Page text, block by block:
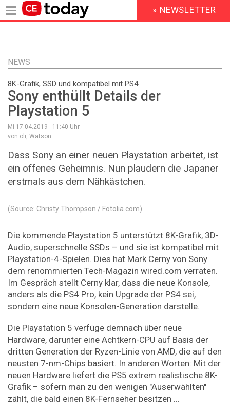
Inhalt
HEADER
MENU
» NEWSLETTER
NEWS
8K-Grafik, SSD und kompatibel mit PS4
Sony enthüllt Details der
Playstation 5
Mi 17.04.2019 - 11:40 Uhr
von oli, Watson
Dass Sony an einer neuen Playstation arbeitet, ist
ein offenes Geheimnis. Nun plaudern die Japaner
erstmals aus dem Nähkästchen.
(Source: Christy Thompson / Fotolia.com)
Die kommende Playstation 5 unterstützt 8K-Grafik, 3D-
Audio, superschnelle SSDs – und sie ist kompatibel mit
Playstation-4-Spielen. Dies hat Mark Cerny von Sony
dem renommierten Tech-Magazin wired.com verraten.
Im Gespräch stellt Cerny klar, dass die neue Konsole,
anders als die PS4 Pro, kein Upgrade der PS4 sei,
sondern eine neue Konsolen-Generation darstelle.
Die Playstation 5 verfüge demnach über neue
Hardware, darunter eine Achtkern-CPU auf Basis der
dritten Generation der Ryzen-Linie von AMD, die auf den
neusten 7-nm-Chips basiert. In anderen Worten: Mit der
neuen Hardware liefert die PS5 extrem realistische 8K-
Grafik – sofern man zu den wenigen "Auserwählten"
zählt, die bald einen 8K-Fernseher besitzen ...